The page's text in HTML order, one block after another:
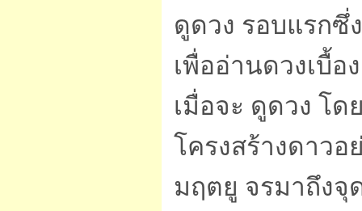
ดูดวง รอบแรก
เพื่ออ่านดวงเบื้
เมื่อจะ ดูดวง โด
โครงสร้างดาวอ
มฤตยู จรมาถึงจุ